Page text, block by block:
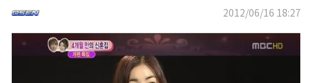
2012/06/16 18:27